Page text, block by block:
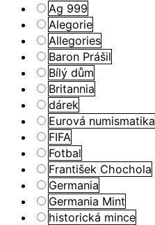
Ag 999
Alegorie
Allegories
Baron Prášil
Bílý dům
Britannia
dárek
Eurová numismatika
FIFA
Fotbal
František Chochola
Germania
Germania Mint
historická mince